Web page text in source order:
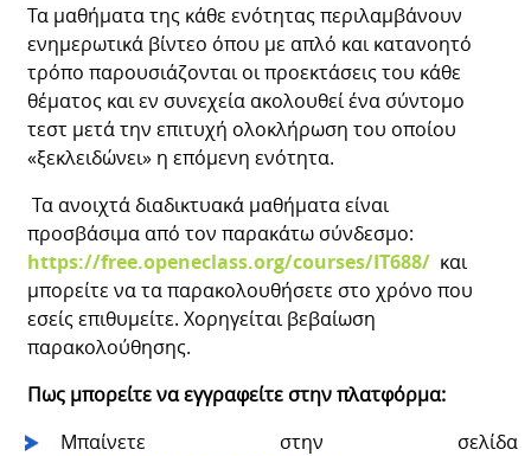
Τα μαθήματα της κάθε ενότητας περιλαμβάνουν
ενημερωτικά βίντεο όπου με απλό και κατανοητό
τρόπο παρουσιάζονται οι προεκτάσεις του κάθε
θέματος και εν συνεχεία ακολουθεί ένα σύντομο
τεστ μετά την επιτυχή ολοκλήρωση του οποίου
«ξεκλειδώνει» η επόμενη ενότητα.
Τα ανοιχτά διαδικτυακά μαθήματα είναι
προσβάσιμα από τον παρακάτω σύνδεσμο:
https://free.openeclass.org/courses/IT688/ και
μπορείτε να τα παρακολουθήσετε στο χρόνο που
εσείς επιθυμείτε. Χορηγείται βεβαίωση
παρακολούθησης.
Πως μπορείτε να εγγραφείτε στην πλατφόρμα:
Μπαίνετε στην σελίδα